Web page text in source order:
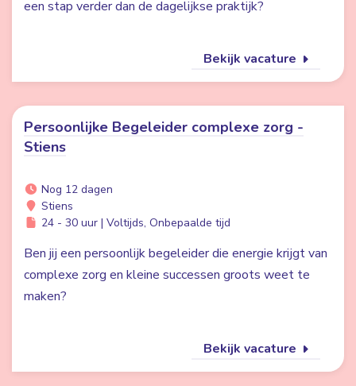
een stap verder dan de dagelijkse praktijk?
Bekijk vacature
Persoonlijke Begeleider complexe zorg -
Stiens
Nog 12 dagen
Stiens
24 - 30 uur | Voltijds, Onbepaalde tijd
Ben jij een persoonlijk begeleider die energie krijgt van
complexe zorg en kleine successen groots weet te
maken?
Bekijk vacature